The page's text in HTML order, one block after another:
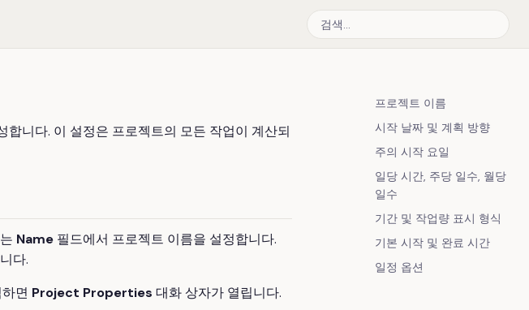
니다. 이 설정은 프로젝트의 모든 작업이 계산되
Name 필드에서 프로젝트 이름을 설정합니다.
다.
면 Project Properties 대화 상자가 열립니다.
프로젝트 이름
시작 날짜 및 계획 방향
주의 시작 요일
일당 시간, 주당 일수, 월당
일수
기간 및 작업량 표시 형식
기본 시작 및 완료 시간
일정 옵션